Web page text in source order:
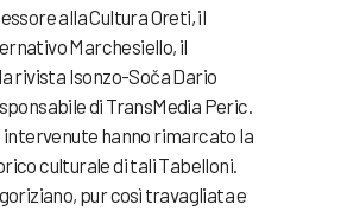
alla Cultura Oreti, il
Marchesiello, il
rivista Isonzo-Soča Dario
di TransMedia Peric.
hanno rimarcato la
culturale di tali Tabelloni.
pur così travagliata e